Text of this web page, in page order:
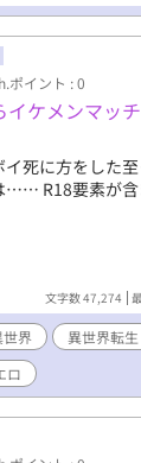
なくて──
ポイント : 0
イケメンマッ
死に方をした
…… R18要素が
文字数 47,274
世界 異世界転生
ロ